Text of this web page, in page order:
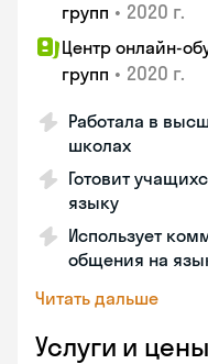
групп • 2020 г.
Центр онлайн-
групп • 2020 г.
Работала в
школах
Готовит
языку
Использует
общения на
Читать дальше
Услуги и цены